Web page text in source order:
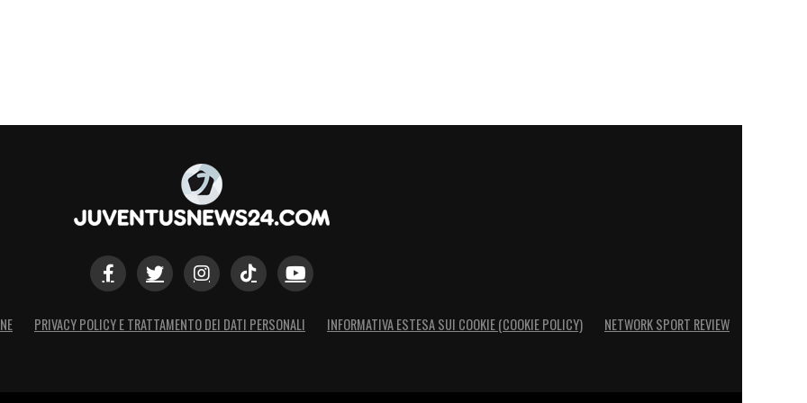
Gabbia, Theo Hernandez; Bennacer, Adli;
Pasalidis, Bradaric; Coulibaly,
PRIVACY POLICY E TRATTAMENTO DEI DATI PERSONALI INFORMATIVA ESTESA SUI COOKIE (COOKIE POLICY) NETWORK SPORT REVIEW